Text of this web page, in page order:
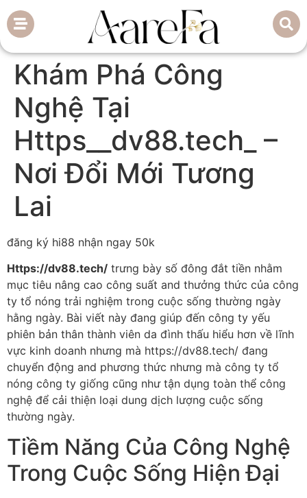
Khám Phá Công
Nghệ Tại
Https__dv88.tech_ –
Nơi Đổi Mới Tương
Lai
đăng ký hi88 nhận ngay 50k
Https://dv88.tech/ trưng bày số đông đắt tiền nhằm
mục tiêu nâng cao công suất and thưởng thức của công
ty tổ nóng trải nghiệm trong cuộc sống thường ngày
hằng ngày. Bài viết này đang giúp đến công ty yếu
phiên bản thân thành viên da đình thấu hiểu hơn về lĩnh
vực kinh doanh nhưng mà https://dv88.tech/ đang
chuyển động and phương thức nhưng mà công ty tổ
nóng công ty giống cũng như tận dụng toàn thể công
nghệ để cải thiện loại dung dịch lượng cuộc sống
thường ngày.
Tiềm Năng Của Công Nghệ
Trong Cuộc Sống Hiện Đại